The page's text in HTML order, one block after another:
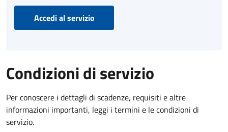
Accedi al servizio
Condizioni di servizio
Per conoscere i dettagli di scadenze, requisiti e altre
informazioni importanti, leggi i termini e le condizioni di
servizio.